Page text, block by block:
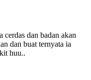
cerdas dan badan akan
dan buat ternyata ia
huu..